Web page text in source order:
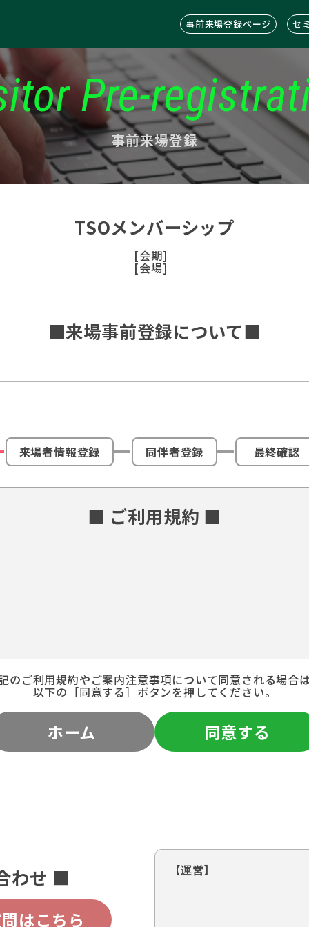
事前来場登録ページ セ
Pre-
事前来場登録
TSOメンバーシップ
[会期]
[会場]
■来場事前登録について■
来場者情報登録 同伴者登録 最終確認
■ ご利用規約 ■
のご利用規約やご案内注意事項について同意される場合
以下の［同意する］ボタンを押してください。
ホーム 同意する
わせ ■
はこちら
【運営】